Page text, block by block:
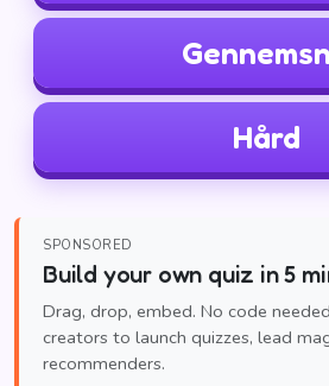
Hård
SPONSORED
Build your own quiz in 5
Drag, drop, embed. No code
creators to launch quizzes, lead
recommenders.